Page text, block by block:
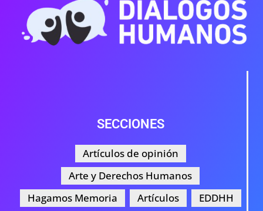
SECCIONES
Artículos de opinión
Arte y Derechos Humanos
Hagamos Memoria
Artículos EDDHH